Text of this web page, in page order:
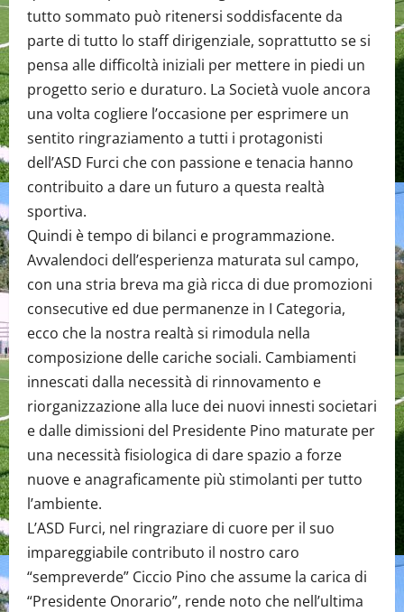
tutto sommato può ritenersi soddisfacente da
parte di tutto lo staff dirigenziale, soprattutto se si
pensa alle difficoltà iniziali per mettere in piedi un
progetto serio e duraturo. La Società vuole ancora
una volta cogliere l’occasione per esprimere un
sentito ringraziamento a tutti i protagonisti
dell’ASD Furci che con passione e tenacia hanno
contribuito a dare un futuro a questa realtà
sportiva.
Quindi è tempo di bilanci e programmazione.
Avvalendoci dell’esperienza maturata sul campo,
con una stria breva ma già ricca di due promozioni
consecutive ed due permanenze in I Categoria,
ecco che la nostra realtà si rimodula nella
composizione delle cariche sociali. Cambiamenti
innescati dalla necessità di rinnovamento e
riorganizzazione alla luce dei nuovi innesti societari
e dalle dimissioni del Presidente Pino maturate per
una necessità fisiologica di dare spazio a forze
nuove e anagraficamente più stimolanti per tutto
l’ambiente.
L’ASD Furci, nel ringraziare di cuore per il suo
impareggiabile contributo il nostro caro
“sempreverde” Ciccio Pino che assume la carica di
“Presidente Onorario”, rende noto che nell’ultima